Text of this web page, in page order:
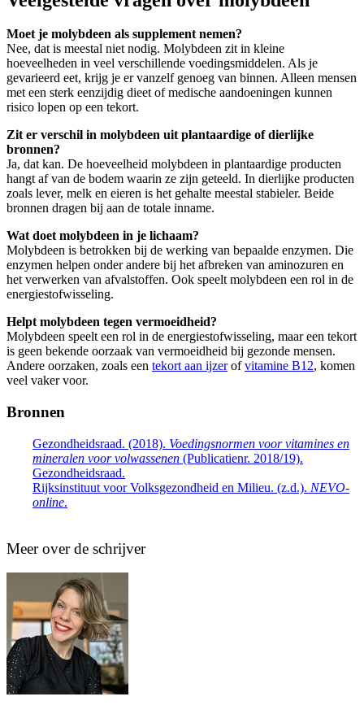
Moet je molybdeen als supplement nemen?
Nee, dat is meestal niet nodig. Molybdeen zit in kleine
hoeveelheden in veel verschillende voedingsmiddelen. Als je
gevarieerd eet, krijg je er vanzelf genoeg van binnen. Alleen mensen
met een sterk eenzijdig dieet of medische aandoeningen kunnen
risico lopen op een tekort.
Zit er verschil in molybdeen uit plantaardige of dierlijke
bronnen?
Ja, dat kan. De hoeveelheid molybdeen in plantaardige producten
hangt af van de bodem waarin ze zijn geteeld. In dierlijke producten
zoals lever, melk en eieren is het gehalte meestal stabieler. Beide
bronnen dragen bij aan de totale inname.
Wat doet molybdeen in je lichaam?
Molybdeen is betrokken bij de werking van bepaalde enzymen. Die
enzymen helpen onder andere bij het afbreken van aminozuren en
het verwerken van afvalstoffen. Ook speelt molybdeen een rol in de
energiestofwisseling.
Helpt molybdeen tegen vermoeidheid?
Molybdeen speelt een rol in de energiestofwisseling, maar een tekort
is geen bekende oorzaak van vermoeidheid bij gezonde mensen.
Andere oorzaken, zoals een tekort aan ijzerofvitamine B12, komen
veel vaker voor.
Bronnen
Gezondheidsraad. (2018). Voedingsnormen voor vitamines en
mineralen voor volwassenen (Publicatienr. 2018/19).
Gezondheidsraad.
Rijksinstituut voor Volksgezondheid en Milieu. (z.d.). NEVO-
online.
Meer over de schrijver